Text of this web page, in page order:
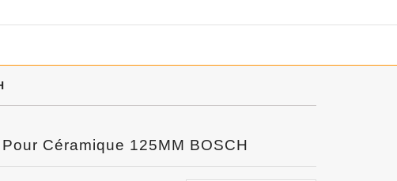
Céramique 125MM BOSCH